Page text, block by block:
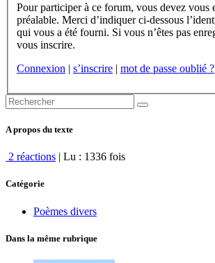
Pour participer à ce forum, vous devez vous enregistrer au
préalable. Merci d’indiquer ci-dessous l’identifiant personnel
qui vous a été fourni. Si vous n’êtes pas enregistré, vous devez
vous inscrire.
Connexion | s’inscrire | mot de passe oublié ?
A propos du texte
2 réactions | Lu : 1336 fois
Catégorie
Poèmes divers
Dans la même rubrique